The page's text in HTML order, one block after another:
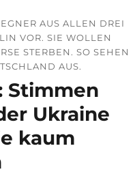
AUS ALLEN DREI
VOR. SIE WOLLEN
STERBEN. SO SEHEN
AUS.
Stimmen
Ukraine
kaum